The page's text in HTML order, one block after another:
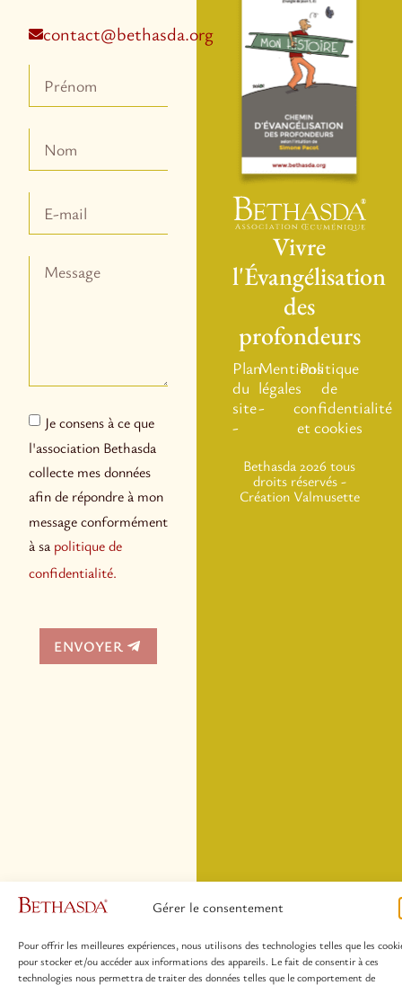
Gérer le consentement
Pour offrir les meilleures expériences, nous utilisons des technologies telles que les
pour stocker et/ou accéder aux informations des appareils. Le fait de consentir à ces
technologies nous permettra de traiter des données telles que le comportement de
Vivre
l'Évangélisation
des
profondeurs
Plan
du
site
-
Mentions
légales
-
Politique
de
confidentialité
et cookies
Bethasda 2026 tous
droits réservés -
CréationValmusette
contact@bethasda.org
Je consens à ce que
l'association Bethasda
collecte mes données
afin de répondre à mon
message conformément
à sa politique de
confidentialité.
ENVOYER